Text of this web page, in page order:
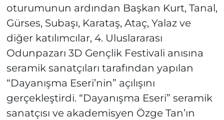
oturumunun ardından Başkan Kurt, Tanal,
Gürses, Subaşı, Karataş, Ataç, Yalaz ve
diğer katılımcılar, 4. Uluslararası
Odunpazarı 3D Gençlik Festivali anısına
seramik sanatçıları tarafından yapılan
“Dayanışma Eseri’nin” açılışını
gerçekleştirdi. “Dayanışma Eseri” seramik
sanatçısı ve akademisyen Özge Tan’ın